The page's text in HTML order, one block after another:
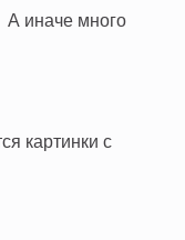
А иначе много
картинки с